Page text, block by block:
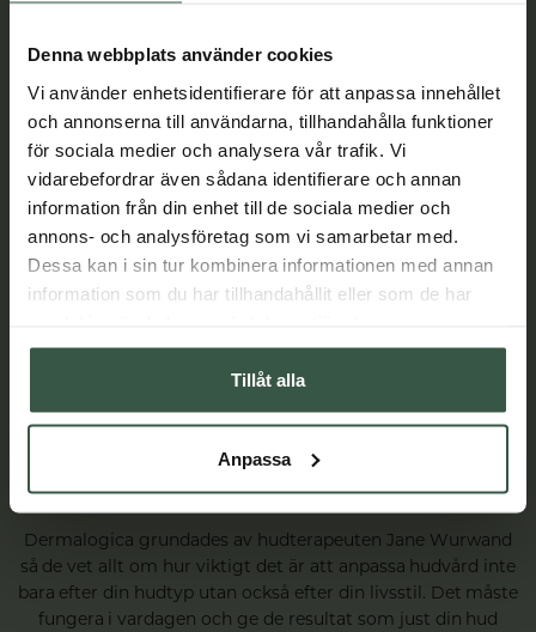
Denna webbplats använder cookies
Vi använder enhetsidentifierare för att anpassa innehållet
och annonserna till användarna, tillhandahålla funktioner
för sociala medier och analysera vår trafik. Vi
vidarebefordrar även sådana identifierare och annan
information från din enhet till de sociala medier och
annons- och analysföretag som vi samarbetar med.
Dessa kan i sin tur kombinera informationen med annan
information som du har tillhandahållit eller som de har
Tillåt alla
Anpassa
Dermalogica - professionell hudvård sedan 1986
Dermalogica grundades av hudterapeuten Jane Wurwand
så de vet allt om hur viktigt det är att anpassa hudvård inte
bara efter din hudtyp utan också efter din livsstil. Det måste
fungera i vardagen och ge de resultat som just din hud